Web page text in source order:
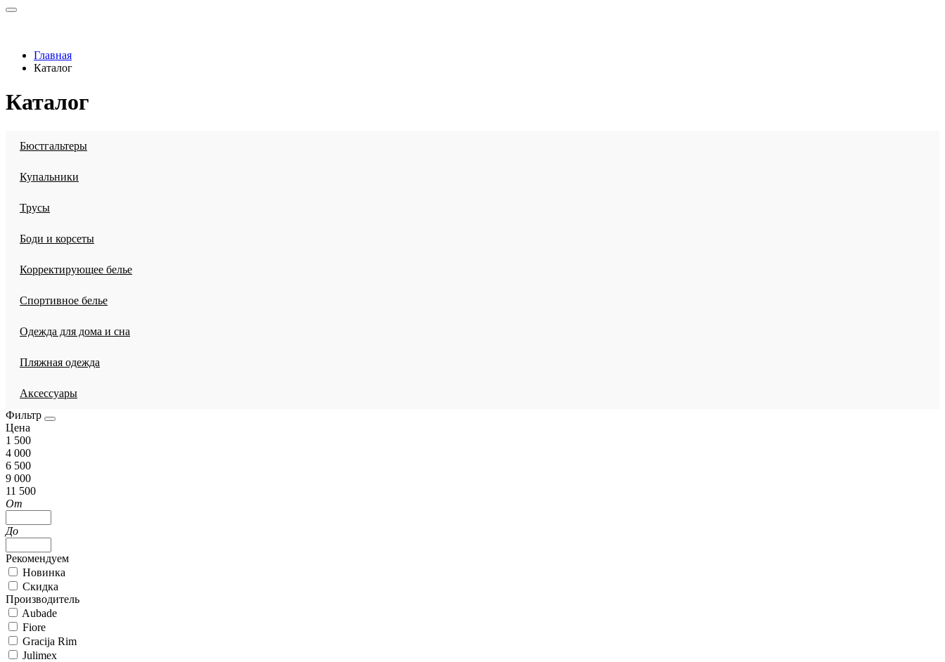
Главная
Каталог
Каталог
Бюстгальтеры
Купальники
Трусы
Боди и корсеты
Корректирующее белье
Спортивное белье
Одежда для дома и сна
Пляжная одежда
Аксессуары
Фильтр
Цена
1 500
4 000
6 500
9 000
11 500
От
До
Рекомендуем
Новинка
Скидка
Производитель
Aubade
Fiore
Gracija Rim
Julimex